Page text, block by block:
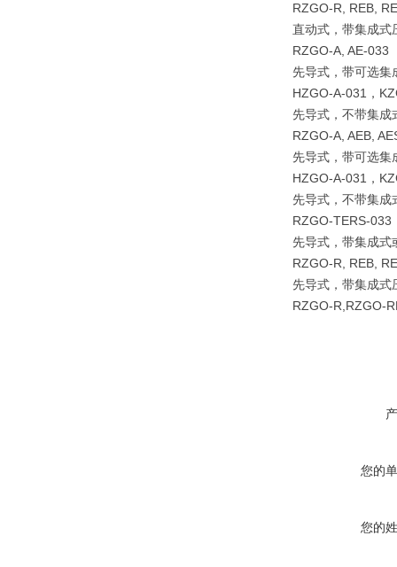
RZGO-R, REB,
直动式，带集成式
RZGO-A, AE-033
先导式，带可选集
HZGO-A-031，
先导式，不带集成
RZGO-A, AEB,
先导式，带可选集
HZGO-A-031，
先导式，不带集成
RZGO-TERS-033
先导式，带集成式
RZGO-R, REB,
先导式，带集成式
RZGO-R,RZGO-
您的
您的